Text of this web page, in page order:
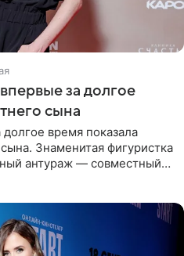
за долгое
сына
время показала
Знаменитая фигуристка
антураж — совместный